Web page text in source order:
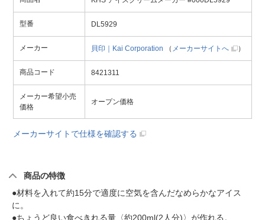
型番 DL5929
メーカー 貝印｜Kai Corporation （ メーカーサイトへ ）
商品コード 8421311
メーカー希望小売
価格
オープン価格
メーカーサイトで仕様を確認する
商品の特徴
●材料を入れて約15分で適度に空気を含んだなめらかなアイス
に。
●ちょうど良い食べきれる量〈約200ml(2人分)〉が作れる。